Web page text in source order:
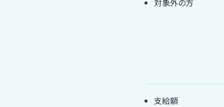
対象外の方
支給額